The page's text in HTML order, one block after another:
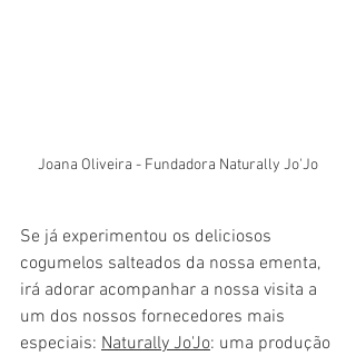
Joana Oliveira - Fundadora Naturally Jo'Jo
Se já experimentou os deliciosos
cogumelos salteados da nossa ementa,
irá adorar acompanhar a nossa visita a
um dos nossos fornecedores mais
especiais: Naturally Jo'Jo: uma produção